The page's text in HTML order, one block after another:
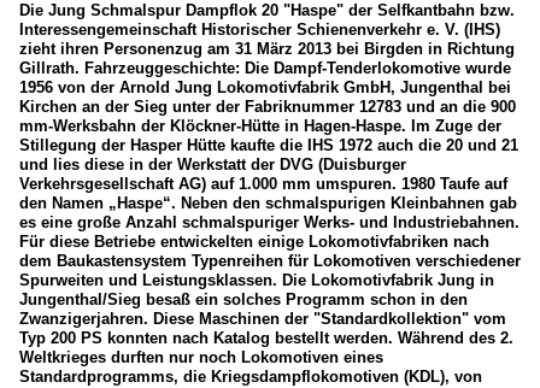
Museumsbahnen und Vereine
SHM - Museumstoomtram Hoorn-Medemblik
Schweiz
Dampfloks (Normalspur)
Eb 3/5
Sonstige
Dampfloks (Schmalspur)
G 2/2 (1.000 mm Spur)
Die Jung Schmalspur Dampflok 20 "Haspe" der Selfkantbahn bzw.
Interessengemeinschaft Historischer Schienenverkehr e. V. (IHS)
zieht ihren Personenzug am 31 März 2013 bei Birgden in Richtung
Gillrath. Fahrzeuggeschichte: Die Dampf-Tenderlokomotive wurde
1956 von der Arnold Jung Lokomotivfabrik GmbH, Jungenthal bei
Kirchen an der Sieg unter der Fabriknummer 12783 und an die 900
mm-Werksbahn der Klöckner-Hütte in Hagen-Haspe. Im Zuge der
Stillegung der Hasper Hütte kaufte die IHS 1972 auch die 20 und 21
und lies diese in der Werkstatt der DVG (Duisburger
Verkehrsgesellschaft AG) auf 1.000 mm umspuren. 1980 Taufe auf
den Namen „Haspe“. Neben den schmalspurigen Kleinbahnen gab
es eine große Anzahl schmalspuriger Werks- und Industriebahnen.
Für diese Betriebe entwickelten einige Lokomotivfabriken nach
dem Baukastensystem Typenreihen für Lokomotiven verschiedener
Spurweiten und Leistungsklassen. Die Lokomotivfabrik Jung in
Jungenthal/Sieg besaß ein solches Programm schon in den
Zwanzigerjahren. Diese Maschinen der "Standardkollektion" vom
Typ 200 PS konnten nach Katalog bestellt werden. Während des 2.
Weltkrieges durften nur noch Lokomotiven eines
Standardprogramms, die Kriegsdampflokomotiven (KDL), von